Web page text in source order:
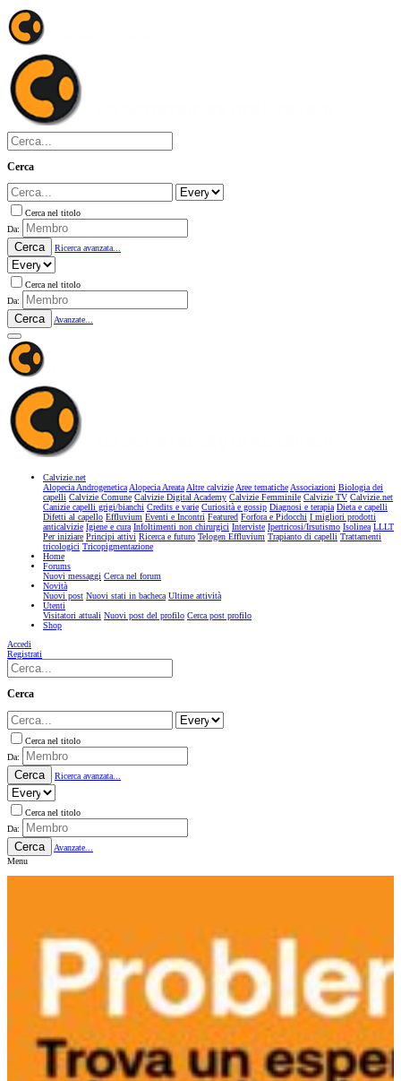
Cerca
Cerca nel titolo
Da:
Cerca Ricerca avanzata...
Cerca nel titolo
Da:
Cerca Avanzate...
Calvizie.net
Alopecia AndrogeneticaAlopecia AreataAltre calvizieAree tematicheAssociazioni Biologia dei
capelli Calvizie Comune Calvizie Digital Academy Calvizie Femminile Calvizie TV Calvizie.net
Canizie capelli grigi/bianchi Credits e varie Curiosità e gossip Diagnosi e terapia Dieta e capelli
Difetti al capello Effluvium Eventi e Incontri Featured Forfora e Pidocchi I migliori prodotti
anticalvizie Igiene e cura Infoltimenti non chirurgici Interviste Ipertricosi/Irsutismo Isolinea LLLT
Per iniziare Principi attivi Ricerca e futuro Telogen Effluvium Trapianto di capelli Trattamenti
tricologici Tricopigmentazione
Home
Forums
Nuovi messaggi Cerca nel forum
Novità
Nuovi post Nuovi stati in bacheca Ultime attività
Utenti
Visitatori attuali Nuovi post del profilo Cerca post profilo
Shop
Accedi
Registrati
Cerca
Cerca nel titolo
Da:
Cerca Ricerca avanzata...
Cerca nel titolo
Da:
Cerca
Avanzate...
Menu